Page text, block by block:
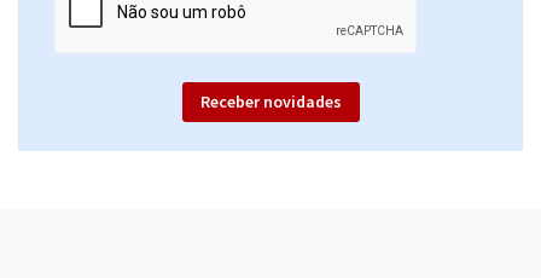
Receber novidades